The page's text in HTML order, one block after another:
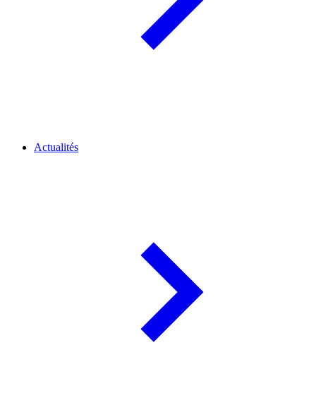
Actualités